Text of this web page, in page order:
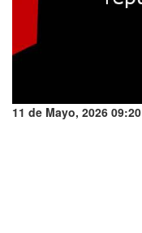
11 de Mayo, 2026 09:20